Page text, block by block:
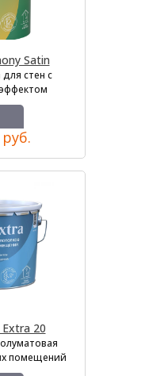
Satin
стен с
20
помещений